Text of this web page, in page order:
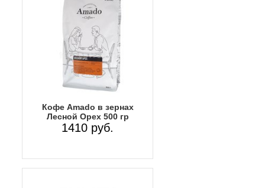
Кофе Amado в зернах
Лесной Орех 500 гр
1410 руб.